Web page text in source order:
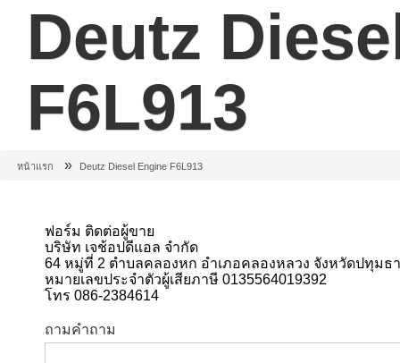
Deutz
F6L913
หน้าแรก » Deutz Diesel Engine F6L913
ฟอร์ม ติดต่อผู้ขาย
บริษัท เจช้อปดีแอล จำกัด
64 หมู่ที่ 2 ตำบลคลองหก อำเภอคลองหลวง จังหวัดปทุมธ
หมายเลขประจำตัวผู้เสียภาษี 0135564019392
โทร 086-2384614
ถามคำถาม